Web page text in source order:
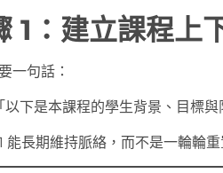
1：建立課程
一句話：
「以下是本課程的學生背景、目標
能長期維持脈絡，而不是一輪輪重